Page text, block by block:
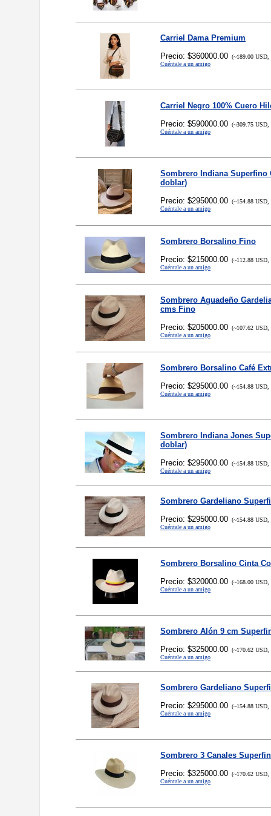
Carriel Dama Premium
Precio: $360000.00 (~189.00 USD,
Cuéntale a un amigo
Carriel Negro 100% Cuero
Precio: $590000.00 (~309.75 USD,
Cuéntale a un amigo
Sombrero Indiana Superfino
doblar)
Precio: $295000.00 (~154.88 USD,
Cuéntale a un amigo
Sombrero Borsalino Fino
Precio: $215000.00 (~112.88 USD,
Cuéntale a un amigo
Sombrero Aguadeño
cms Fino
Precio: $205000.00 (~107.62 USD,
Cuéntale a un amigo
Sombrero Borsalino Café
Precio: $295000.00 (~154.88 USD,
Cuéntale a un amigo
Sombrero Indiana Jones
doblar)
Precio: $295000.00 (~154.88 USD,
Cuéntale a un amigo
Sombrero Gardeliano
Precio: $295000.00 (~154.88 USD,
Cuéntale a un amigo
Sombrero Borsalino Cinta
Precio: $320000.00 (~168.00 USD,
Cuéntale a un amigo
Sombrero Alón 9 cm
Precio: $325000.00 (~170.62 USD,
Cuéntale a un amigo
Sombrero Gardeliano
Precio: $295000.00 (~154.88 USD,
Cuéntale a un amigo
Sombrero 3 Canales
Precio: $325000.00 (~170.62 USD,
Cuéntale a un amigo